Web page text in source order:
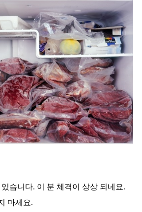
습니다. 이 분 체격이 상상 되네요.
마세요.